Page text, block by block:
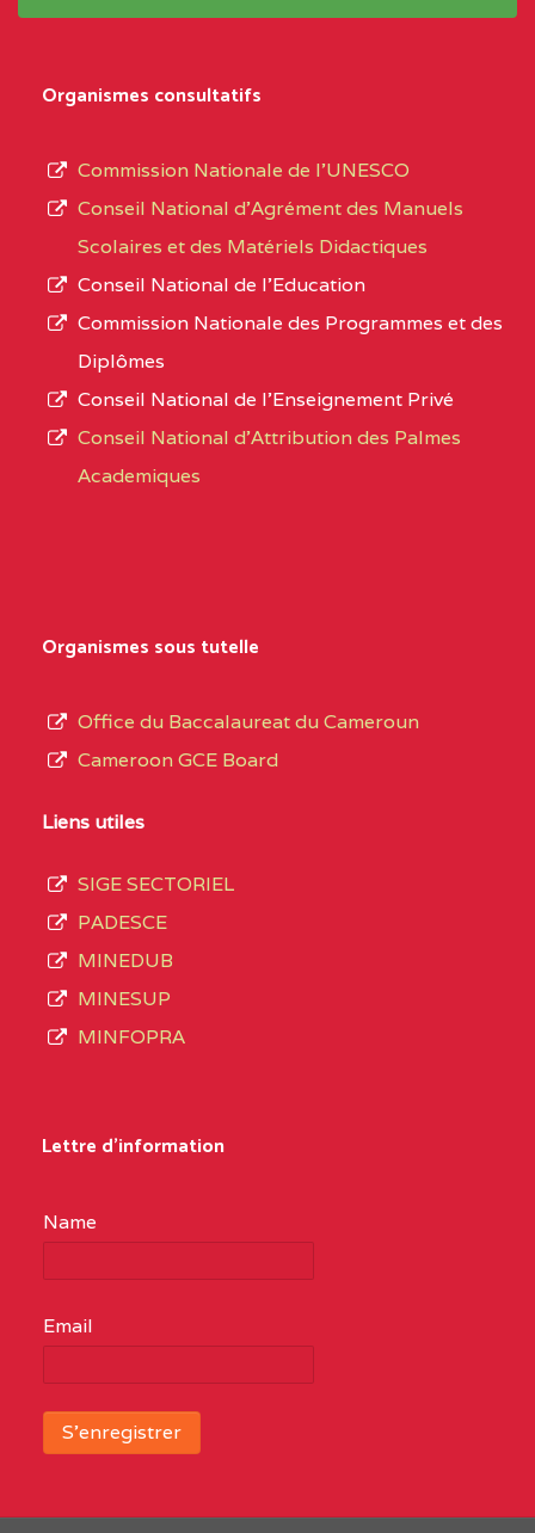
Organismes consultatifs
Commission Nationale de l’UNESCO
Conseil National d’Agrément des Manuels
Scolaires et des Matériels Didactiques
Conseil National de l’Education
Commission Nationale des Programmes et des
Diplômes
Conseil National de l’Enseignement Privé
Conseil National d'Attribution des Palmes
Academiques
Organismes sous tutelle
Office du Baccalaureat du Cameroun
Cameroon GCE Board
Liens utiles
SIGE SECTORIEL
PADESCE
MINEDUB
MINESUP
MINFOPRA
Lettre d'information
Name
Email